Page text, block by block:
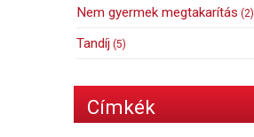
Nem gyermek megtakarítás (2)
Tandíj (5)
Címkék